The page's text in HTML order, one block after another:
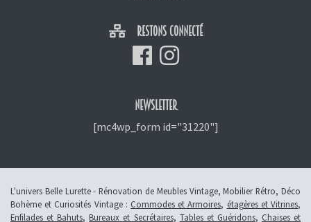
RESTONS CONNECTÉ
NEWSLETTER
[mc4wp_form id="31220"]
L'univers Belle Lurette - Rénovation de Meubles Vintage, Mobilier Rétro, Déco
Bohème et Curiosités Vintage : Commodes et Armoires, étagères et Vitrines,
Enfilades et Bahuts,Bureaux et Secrétaires, Tables et Guéridons, Chaises et